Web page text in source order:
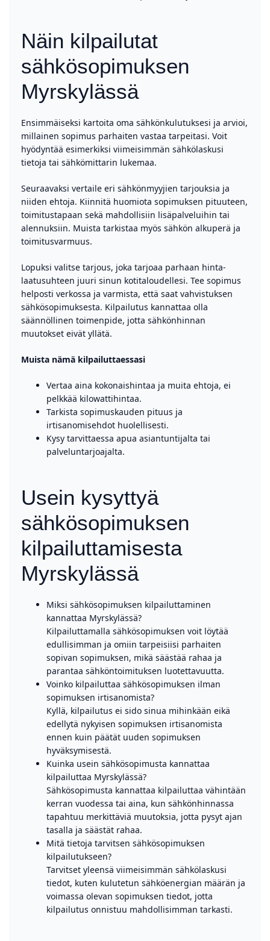
Näin kilpailutat
sähkösopimuksen
Myrskylässä
Ensimmäiseksi kartoita oma sähkönkulutuksesi ja arvioi,
millainen sopimus parhaiten vastaa tarpeitasi. Voit
hyödyntää esimerkiksi viimeisimmän sähkölaskusi
tietoja tai sähkömittarin lukemaa.
Seuraavaksi vertaile eri sähkönmyyjien tarjouksia ja
niiden ehtoja. Kiinnitä huomiota sopimuksen pituuteen,
toimitustapaan sekä mahdollisiin lisäpalveluihin tai
alennuksiin. Muista tarkistaa myös sähkön alkuperä ja
toimitusvarmuus.
Lopuksi valitse tarjous, joka tarjoaa parhaan hinta-
laatusuhteen juuri sinun kotitaloudellesi. Tee sopimus
helposti verkossa ja varmista, että saat vahvistuksen
sähkösopimuksesta. Kilpailutus kannattaa olla
säännöllinen toimenpide, jotta sähkönhinnan
muutokset eivät yllätä.
Muista nämä kilpailuttaessasi
Vertaa aina kokonaishintaa ja muita ehtoja, ei
pelkkää kilowattihintaa.
Tarkista sopimuskauden pituus ja
irtisanomisehdot huolellisesti.
Kysy tarvittaessa apua asiantuntijalta tai
palveluntarjoajalta.
Usein kysyttyä
sähkösopimuksen
kilpailuttamisesta
Myrskylässä
Miksi sähkösopimuksen kilpailuttaminen
kannattaa Myrskylässä?
Kilpailuttamalla sähkösopimuksen voit löytää
edullisimman ja omiin tarpeisiisi parhaiten
sopivan sopimuksen, mikä säästää rahaa ja
parantaa sähköntoimituksen luotettavuutta.
Voinko kilpailuttaa sähkösopimuksen ilman
sopimuksen irtisanomista?
Kyllä, kilpailutus ei sido sinua mihinkään eikä
edellytä nykyisen sopimuksen irtisanomista
ennen kuin päätät uuden sopimuksen
hyväksymisestä.
Kuinka usein sähkösopimusta kannattaa
kilpailuttaa Myrskylässä?
Sähkösopimusta kannattaa kilpailuttaa vähintään
kerran vuodessa tai aina, kun sähkönhinnassa
tapahtuu merkittäviä muutoksia, jotta pysyt ajan
tasalla ja säästät rahaa.
Mitä tietoja tarvitsen sähkösopimuksen
kilpailutukseen?
Tarvitset yleensä viimeisimmän sähkölaskusi
tiedot, kuten kulutetun sähköenergian määrän ja
voimassa olevan sopimuksen tiedot, jotta
kilpailutus onnistuu mahdollisimman tarkasti.